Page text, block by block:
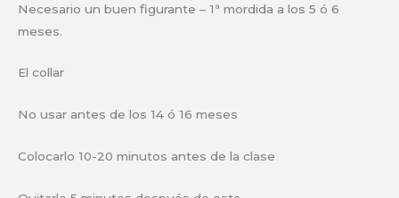
Necesario un buen figurante – 1ª mordida a los 5 ó 6
meses.
El collar
No usar antes de los 14 ó 16 meses
Colocarlo 10-20 minutos antes de la clase